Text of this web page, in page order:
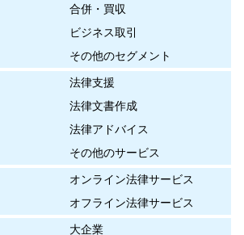
合併・買収
ビジネス取引
その他のセグメント
法律支援
法律文書作成
法律アドバイス
その他のサービス
オンライン法律サービス
オフライン法律サービス
大企業